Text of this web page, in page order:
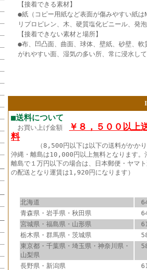
【接着できる素材】
●紙（コピー用紙など表面が傷みやすい紙
リプロピレン、木、硬質塩化ビニール、発
【接着できない素材と場所】
●布、凹凸面、曲面、球体、壁紙、砂壁、
がれやすい面、湿気の多い所、常に浸水し
■送料について
お買い上げ金額
￥８，５００以上
料
（8,500円以下は以下の送料がかかり
沖縄・離島は10,000円以上無料となります。
離島で１万円以下の場合は、日本郵便・ヤマ
の配送となり運賃は1,920円になります）
北海道
青森県・岩手県・秋田県
宮城県・福島県・山形県
栃木県・群馬県・茨城県
東京都・千葉県・埼玉県・神奈川県・
山梨県
長野県・新潟県